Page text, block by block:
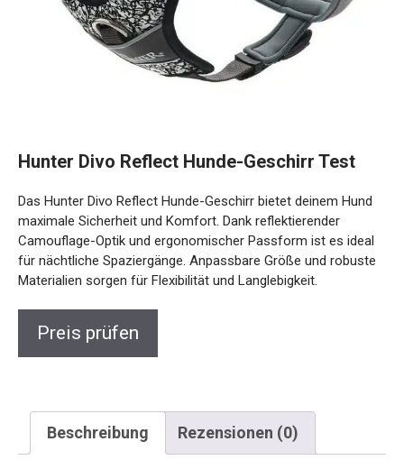
Hunter Divo Reflect Hunde-Geschirr Test
Das Hunter Divo Reflect Hunde-Geschirr bietet deinem Hund
maximale Sicherheit und Komfort. Dank reflektierender
Camouflage-Optik und ergonomischer Passform ist es ideal
für nächtliche Spaziergänge. Anpassbare Größe und robuste
Materialien sorgen für Flexibilität und Langlebigkeit.
Preis prüfen
Beschreibung Rezensionen (0)